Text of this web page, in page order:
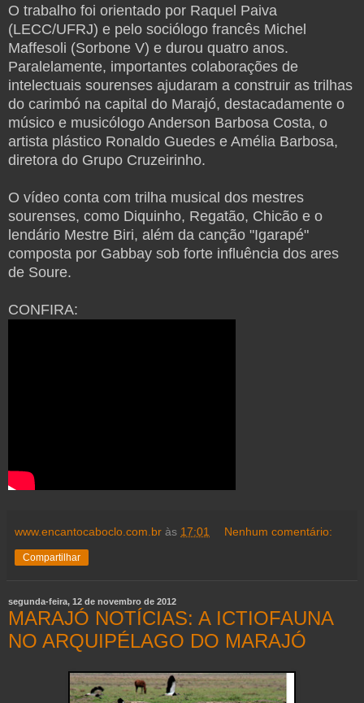
O trabalho foi orientado por Raquel Paiva
(LECC/UFRJ) e pelo sociólogo francês Michel
Maffesoli (Sorbone V) e durou quatro anos.
Paralelamente, importantes colaborações de
intelectuais sourenses ajudaram a construir as trilhas
do carimbó na capital do Marajó, destacadamente o
músico e musicólogo Anderson Barbosa Costa, o
artista plástico Ronaldo Guedes e Amélia Barbosa,
diretora do Grupo Cruzeirinho.
O vídeo conta com trilha musical dos mestres
sourenses, como Diquinho, Regatão, Chicão e o
lendário Mestre Biri, além da canção "Igarapé"
composta por Gabbay sob forte influência dos ares
de Soure.
CONFIRA:
www.encantocaboclo.com.br às 17:01 Nenhum comentário:
Compartilhar
segunda-feira, 12 de novembro de 2012
MARAJÓ NOTÍCIAS: A ICTIOFAUNA
NO ARQUIPÉLAGO DO MARAJÓ